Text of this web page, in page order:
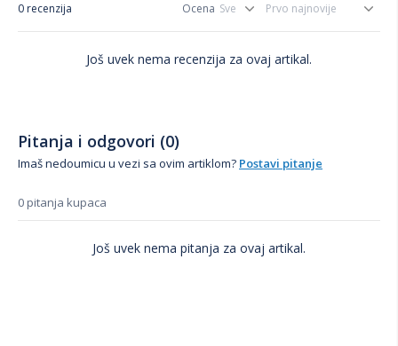
0 recenzija Ocena
Još uvek nema recenzija za ovaj artikal.
Pitanja i odgovori (0)
Imaš nedoumicu u vezi sa ovim artiklom? Postavi pitanje
0 pitanja kupaca
Još uvek nema pitanja za ovaj artikal.